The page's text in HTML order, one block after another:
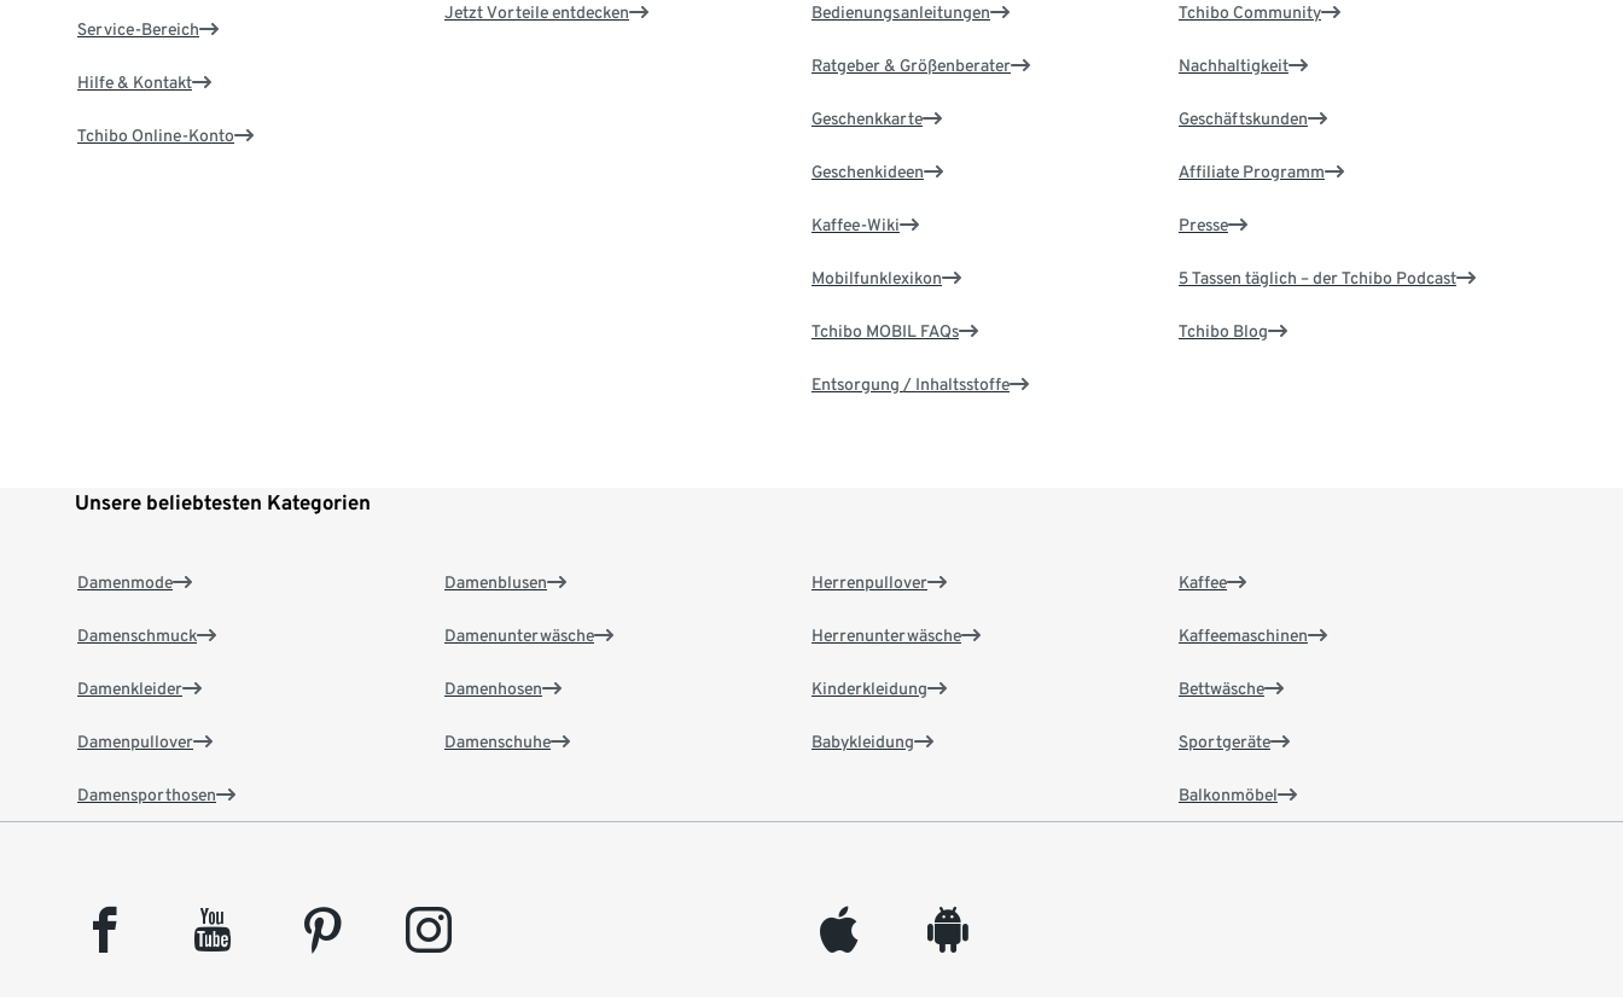
Service-Bereich
Hilfe & Kontakt
Tchibo Online-Konto
Jetzt Vorteile entdecken Bedienungsanleitungen
Ratgeber & Größenberater
Geschenkkarte
Geschenkideen
Kaffee-Wiki
Mobilfunklexikon
Tchibo MOBIL FAQs
Entsorgung / Inhaltsstoffe
Tchibo Community
Nachhaltigkeit
Geschäftskunden
Affiliate Programm
Presse
5 Tassen täglich – der Tchibo Podcast
Tchibo Blog
Unsere beliebtesten Kategorien
Damenmode
Damenschmuck
Damenkleider
Damenpullover
Damensporthosen
Damenblusen
Damenunterwäsche
Damenhosen
Damenschuhe
Herrenpullover
Herrenunterwäsche
Kinderkleidung
Babykleidung
Kaffee
Kaffeemaschinen
Bettwäsche
Sportgeräte
Balkonmöbel
facebook youtube pinterest instagram appleinc android